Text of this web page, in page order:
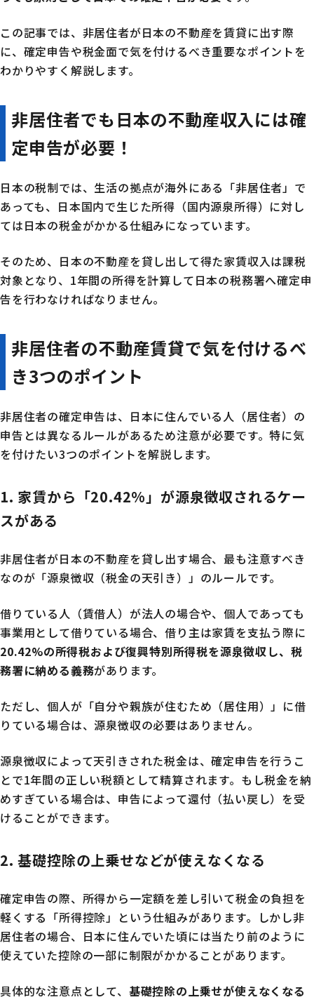
この記事では、非居住者が日本の不動産を賃貸に出す際
に、確定申告や税金面で気を付けるべき重要なポイントを
わかりやすく解説します。
非居住者でも日本の不動産収入には確
定申告が必要！
日本の税制では、生活の拠点が海外にある「非居住者」で
あっても、日本国内で生じた所得（国内源泉所得）に対し
ては日本の税金がかかる仕組みになっています。
そのため、日本の不動産を貸し出して得た家賃収入は課税
対象となり、1年間の所得を計算して日本の税務署へ確定申
告を行わなければなりません。
非居住者の不動産賃貸で気を付けるべ
き3つのポイント
非居住者の確定申告は、日本に住んでいる人（居住者）の
申告とは異なるルールがあるため注意が必要です。特に気
を付けたい3つのポイントを解説します。
1. 家賃から「20.42%」が源泉徴収されるケー
スがある
非居住者が日本の不動産を貸し出す場合、最も注意すべき
なのが「源泉徴収（税金の天引き）」のルールです。
借りている人（賃借人）が法人の場合や、個人であっても
事業用として借りている場合、借り主は家賃を支払う際に
20.42%の所得税および復興特別所得税を源泉徴収し、税
務署に納める義務があります。
ただし、個人が「自分や親族が住むため（居住用）」に借
りている場合は、源泉徴収の必要はありません。
源泉徴収によって天引きされた税金は、確定申告を行うこ
とで1年間の正しい税額として精算されます。もし税金を納
めすぎている場合は、申告によって還付（払い戻し）を受
けることができます。
2. 基礎控除の上乗せなどが使えなくなる
確定申告の際、所得から一定額を差し引いて税金の負担を
軽くする「所得控除」という仕組みがあります。しかし非
居住者の場合、日本に住んでいた頃には当たり前のように
使えていた控除の一部に制限がかかることがあります。
具体的な注意点として、 基礎控除の上乗せが使えなくなる